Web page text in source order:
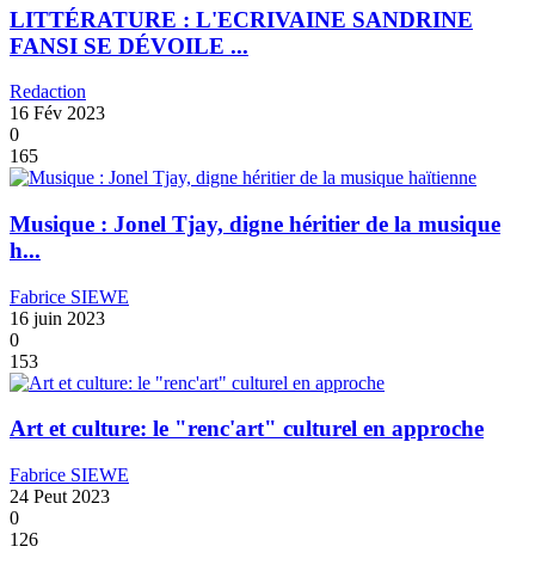
LITTÉRATURE : L'ECRIVAINE SANDRINE
FANSI SE DÉVOILE ...
Redaction
16 Fév 2023
0
165
Musique : Jonel Tjay, digne héritier de la musique
h...
Fabrice SIEWE
16 juin 2023
0
153
Art et culture: le "renc'art" culturel en approche
Fabrice SIEWE
24 Peut 2023
0
126